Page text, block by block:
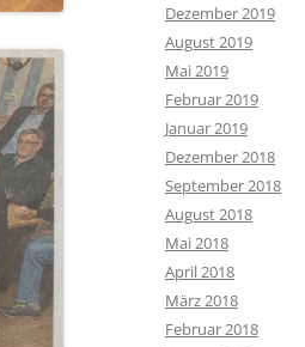
Dezember 2019
August 2019
Mai 2019
Februar 2019
Januar 2019
Dezember 2018
September 2018
August 2018
Mai 2018
April 2018
März 2018
Februar 2018